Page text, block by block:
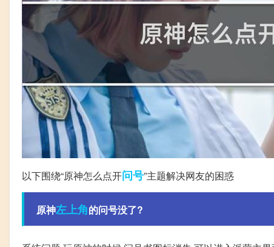
以下围绕“原神怎么点开问号”主题解决网友的困惑
原神左上角的问号没了?